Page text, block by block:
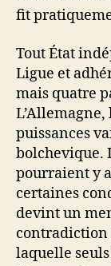
fit
Tout État
Ligue et
mais quatre
puissances
bolchevique.
pourraient y
certaines
devint un
contradiction
laquelle